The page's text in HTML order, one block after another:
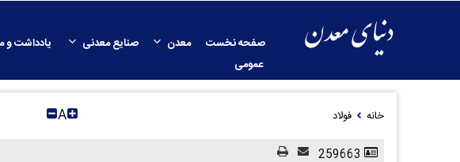
صفحه نخست معدن صنایع معدنی یادداشت و
عمومی
خانه فولاد A